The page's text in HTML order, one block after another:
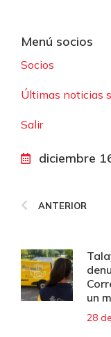
Menú socios
Socios
Últimas noticias
Salir
diciembre
ANTERIOR
un
28